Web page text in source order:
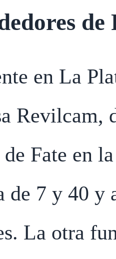
en La
Fate en
de 7 y 40 y
La otra